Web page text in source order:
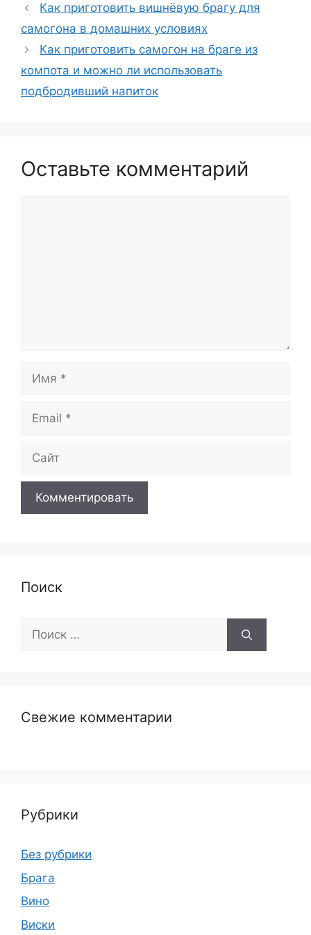
Как приготовить вишнёвую брагу для
самогона в домашних условиях
Как приготовить самогон на браге из
компота и можно ли использовать
подбродивший напиток
Оставьте комментарий
Имя
Email
Сайт
Поиск
Поиск:
Свежие комментарии
Рубрики
Без рубрики
Брага
Вино
Виски